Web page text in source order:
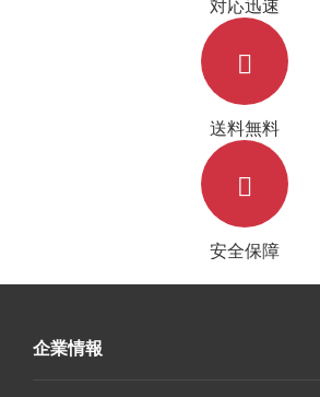
送料無料
安全保障
企業情報